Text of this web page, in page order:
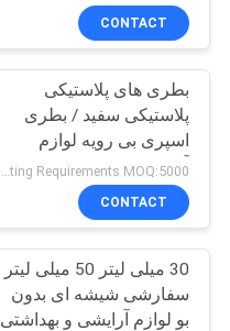
CONTACT
بطری های پلاستیکی
پلاستیکی سفید / بطری
اسپری بی رویه لوازم
آرایشی
Negotiatable according to Order Quantity and printing Requirements MOQ:5000 عدد در هر اندازه
CONTACT
30 میلی لیتر 50 میلی لیتر
سفارشی شیشه ای بدون
بو لوازم آرایشی و بهداشتی